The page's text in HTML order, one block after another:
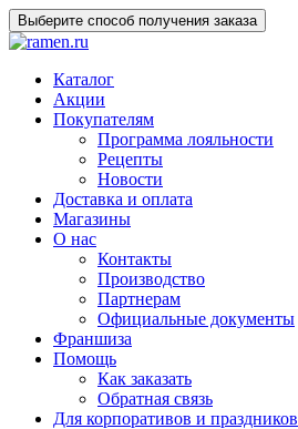
Выберите способ получения заказа
Каталог
Акции
Покупателям
Программа лояльности
Рецепты
Новости
Доставка и оплата
Магазины
О нас
Контакты
Производство
Партнерам
Официальные документы
Франшиза
Помощь
Как заказать
Обратная связь
Для корпоративов и праздников